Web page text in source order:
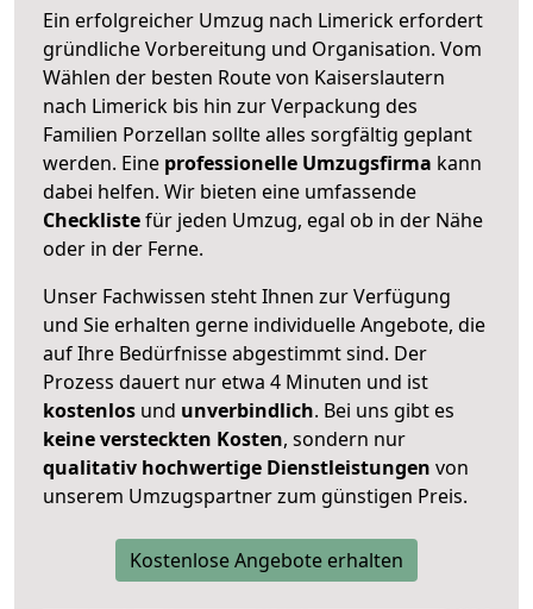
Ein erfolgreicher Umzug nach Limerick erfordert
gründliche Vorbereitung und Organisation. Vom
Wählen der besten Route von Kaiserslautern
nach Limerick bis hin zur Verpackung des
Familien Porzellan sollte alles sorgfältig geplant
werden. Eine professionelle Umzugsfirma kann
dabei helfen. Wir bieten eine umfassende
Checklistefür jeden Umzug, egal ob in der Nähe
oder in der Ferne.
Unser Fachwissen steht Ihnen zur Verfügung
und Sie erhalten gerne individuelle Angebote, die
auf Ihre Bedürfnisse abgestimmt sind. Der
Prozess dauert nur etwa 4 Minuten und ist
kostenlos und unverbindlich. Bei uns gibt es
keine versteckten Kosten, sondern nur
qualitativ hochwertige Dienstleistungen von
unserem Umzugspartner zum günstigen Preis.
Kostenlose Angebote erhalten